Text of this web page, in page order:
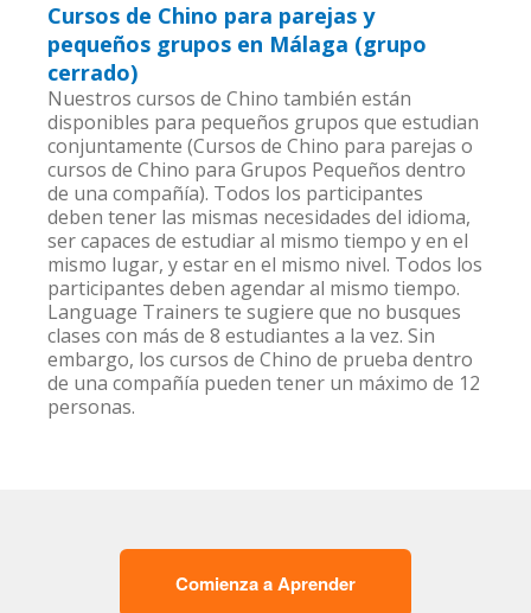
Cursos de Chino para parejas y
pequeños grupos en Málaga (grupo
cerrado)
Nuestros cursos de Chino también están
disponibles para pequeños grupos que estudian
conjuntamente (Cursos de Chino para parejas o
cursos de Chino para Grupos Pequeños dentro
de una compañía). Todos los participantes
deben tener las mismas necesidades del idioma,
ser capaces de estudiar al mismo tiempo y en el
mismo lugar, y estar en el mismo nivel. Todos los
participantes deben agendar al mismo tiempo.
Language Trainers te sugiere que no busques
clases con más de 8 estudiantes a la vez. Sin
embargo, los cursos de Chino de prueba dentro
de una compañía pueden tener un máximo de 12
personas.
Comienza a Aprender